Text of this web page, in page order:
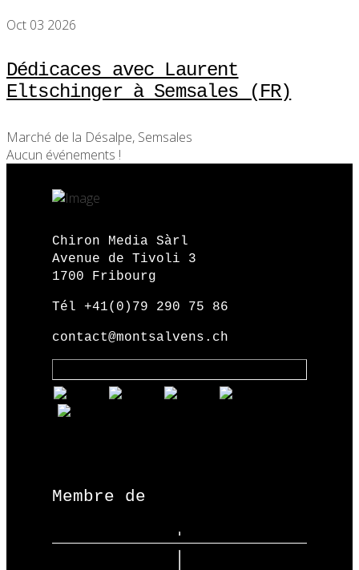
Oct 03 2026
Dédicaces avec Laurent
Eltschinger à Semsales (FR)
Marché de la Désalpe, Semsales
Aucun événements !
Chiron Media Sàrl
Avenue de Tivoli 3
1700 Fribourg
Tél +41(0)79 290 75 86
contact@montsalvens.ch
Membre de